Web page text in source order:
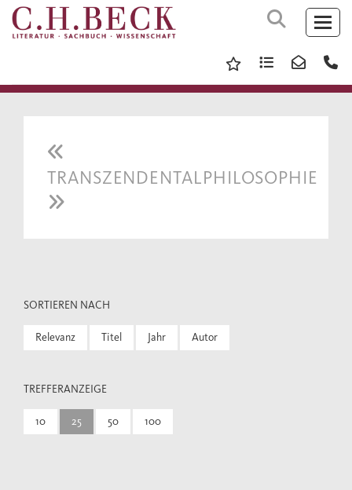
TRANSZENDENTALPHILOSOPHIE
SORTIEREN NACH
Relevanz Titel Jahr Autor
TREFFERANZEIGE
10 25 50 100